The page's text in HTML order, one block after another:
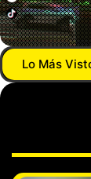
Lo Más